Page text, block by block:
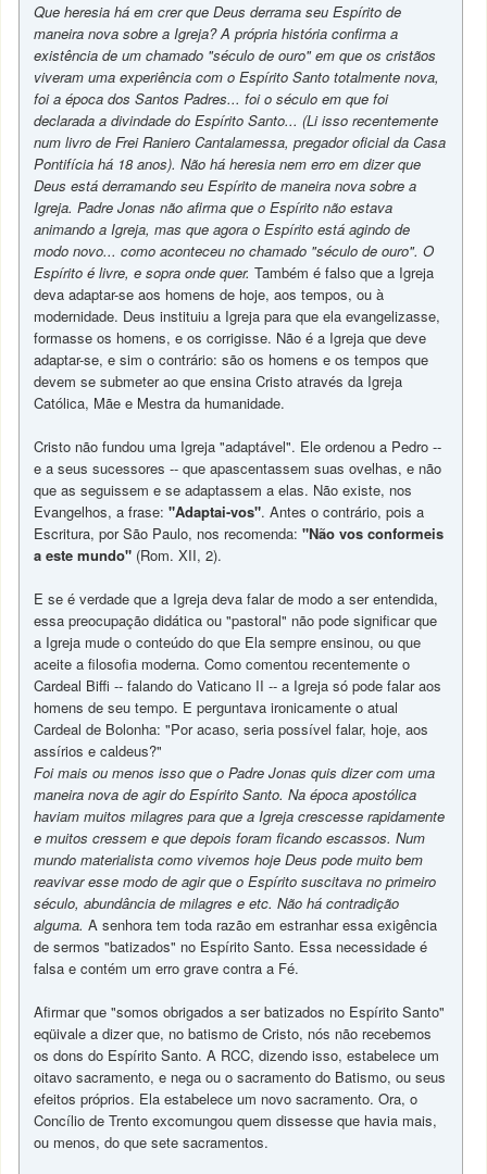
Que heresia há em crer que Deus derrama seu Espírito de
maneira nova sobre a Igreja? A própria história confirma a
existência de um chamado "século de ouro" em que os cristãos
viveram uma experiência com o Espírito Santo totalmente nova,
foi a época dos Santos Padres... foi o século em que foi
declarada a divindade do Espírito Santo... (Li isso recentemente
num livro de Frei Raniero Cantalamessa, pregador oficial da Casa
Pontifícia há 18 anos). Não há heresia nem erro em dizer que
Deus está derramando seu Espírito de maneira nova sobre a
Igreja. Padre Jonas não afirma que o Espírito não estava
animando a Igreja, mas que agora o Espírito está agindo de
modo novo... como aconteceu no chamado "século de ouro". O
Espírito é livre, e sopra onde quer. Também é falso que a Igreja
deva adaptar-se aos homens de hoje, aos tempos, ou à
modernidade. Deus instituiu a Igreja para que ela evangelizasse,
formasse os homens, e os corrigisse. Não é a Igreja que deve
adaptar-se, e sim o contrário: são os homens e os tempos que
devem se submeter ao que ensina Cristo através da Igreja
Católica, Mãe e Mestra da humanidade.
Cristo não fundou uma Igreja "adaptável". Ele ordenou a Pedro --
e a seus sucessores -- que apascentassem suas ovelhas, e não
que as seguissem e se adaptassem a elas. Não existe, nos
Evangelhos, a frase:"Adaptai-vos". Antes o contrário, pois a
Escritura, por São Paulo, nos recomenda:"Não vos conformeis
a este mundo" (Rom. XII, 2).
E se é verdade que a Igreja deva falar de modo a ser entendida,
essa preocupação didática ou "pastoral" não pode significar que
a Igreja mude o conteúdo do que Ela sempre ensinou, ou que
aceite a filosofia moderna. Como comentou recentemente o
Cardeal Biffi -- falando do Vaticano II -- a Igreja só pode falar aos
homens de seu tempo. E perguntava ironicamente o atual
Cardeal de Bolonha: "Por acaso, seria possível falar, hoje, aos
assírios e caldeus?"
Foi mais ou menos isso que o Padre Jonas quis dizer com uma
maneira nova de agir do Espírito Santo. Na época apostólica
haviam muitos milagres para que a Igreja crescesse rapidamente
e muitos cressem e que depois foram ficando escassos. Num
mundo materialista como vivemos hoje Deus pode muito bem
reavivar esse modo de agir que o Espírito suscitava no primeiro
século, abundância de milagres e etc. Não há contradição
alguma. A senhora tem toda razão em estranhar essa exigência
de sermos "batizados" no Espírito Santo. Essa necessidade é
falsa e contém um erro grave contra a Fé.
Afirmar que "somos obrigados a ser batizados no Espírito Santo"
eqüivale a dizer que, no batismo de Cristo, nós não recebemos
os dons do Espírito Santo. A RCC, dizendo isso, estabelece um
oitavo sacramento, e nega ou o sacramento do Batismo, ou seus
efeitos próprios. Ela estabelece um novo sacramento. Ora, o
Concílio de Trento excomungou quem dissesse que havia mais,
ou menos, do que sete sacramentos.